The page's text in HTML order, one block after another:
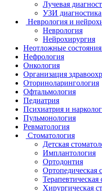
Лучевая
УЗИ диагностика
Неврология и
Неврология
Нейрохирургия
Неотложные
Нефрология
Онкология
Организация
Оториноларингология
Офтальмология
Педиатрия
Психиатрия и
Пульмонология
Ревматология
Стоматология
Детская
Имплантология
Ортодонтия
Ортопедическая
Терапевтическая
Хирургическая